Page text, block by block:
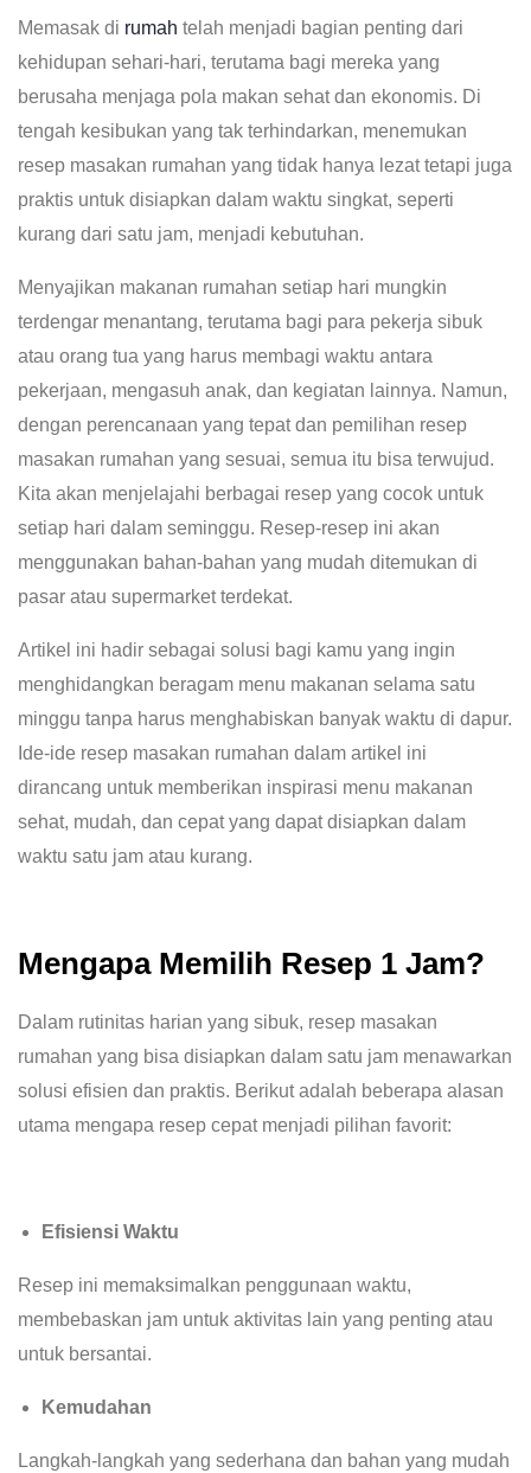
Memasak di rumah telah menjadi bagian penting dari
kehidupan sehari-hari, terutama bagi mereka yang
berusaha menjaga pola makan sehat dan ekonomis. Di
tengah kesibukan yang tak terhindarkan, menemukan
resep masakan rumahan yang tidak hanya lezat tetapi juga
praktis untuk disiapkan dalam waktu singkat, seperti
kurang dari satu jam, menjadi kebutuhan.
Menyajikan makanan rumahan setiap hari mungkin
terdengar menantang, terutama bagi para pekerja sibuk
atau orang tua yang harus membagi waktu antara
pekerjaan, mengasuh anak, dan kegiatan lainnya. Namun,
dengan perencanaan yang tepat dan pemilihan resep
masakan rumahan yang sesuai, semua itu bisa terwujud.
Kita akan menjelajahi berbagai resep yang cocok untuk
setiap hari dalam seminggu. Resep-resep ini akan
menggunakan bahan-bahan yang mudah ditemukan di
pasar atau supermarket terdekat.
Artikel ini hadir sebagai solusi bagi kamu yang ingin
menghidangkan beragam menu makanan selama satu
minggu tanpa harus menghabiskan banyak waktu di dapur.
Ide-ide resep masakan rumahan dalam artikel ini
dirancang untuk memberikan inspirasi menu makanan
sehat, mudah, dan cepat yang dapat disiapkan dalam
waktu satu jam atau kurang.
Mengapa Memilih Resep 1 Jam?
Dalam rutinitas harian yang sibuk, resep masakan
rumahan yang bisa disiapkan dalam satu jam menawarkan
solusi efisien dan praktis. Berikut adalah beberapa alasan
utama mengapa resep cepat menjadi pilihan favorit:
Efisiensi Waktu
Resep ini memaksimalkan penggunaan waktu,
membebaskan jam untuk aktivitas lain yang penting atau
untuk bersantai.
Kemudahan
Langkah-langkah yang sederhana dan bahan yang mudah